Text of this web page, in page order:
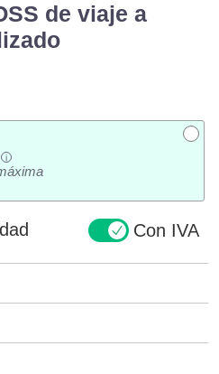
de viaje a
i
Con IVA